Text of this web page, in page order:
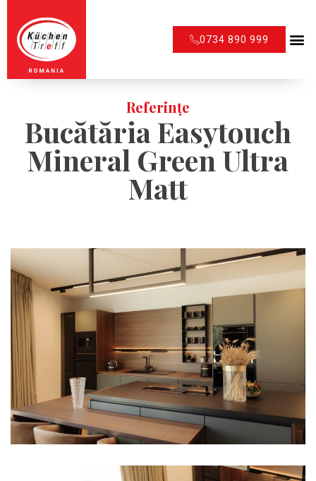
0734 890 999
Referințe
Bucătăria Easytouch
Mineral Green Ultra
Matt